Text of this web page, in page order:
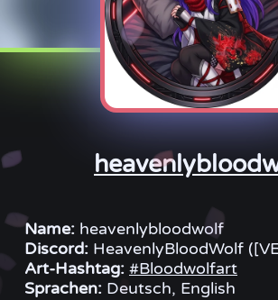
Name: heavenlybloodwolf
Discord: HeavenlyBloodWolf
Art-Hashtag: #Bloodwolfart
Sprachen: Deutsch, English